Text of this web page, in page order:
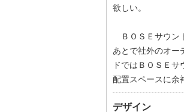
欲しい。
ＢＯＳＥサウン
あとで社外のオー
ドではＢＯＳＥ
配置スペースに余
デザイン